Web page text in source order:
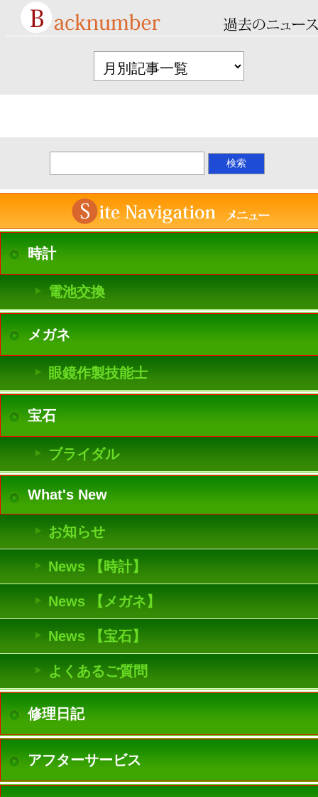
時計
電池交換
メガネ
眼鏡作製技能士
宝石
ブライダル
What's New
お知らせ
News 【時計】
News 【メガネ】
News 【宝石】
よくあるご質問
修理日記
アフターサービス